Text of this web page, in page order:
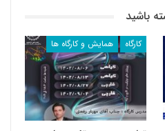
باشید
کارگاه همایش و کارگاه ها